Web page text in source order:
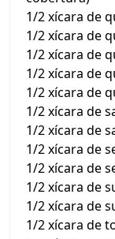
1/2 xícara de
1/2 xícara de
1/2 xícara de
1/2 xícara de
1/2 xícara de
1/2 xícara de
1/2 xícara de
1/2 xícara de
1/2 xícara de
1/2 xícara de
1/2 xícara de
1/2 xícara de